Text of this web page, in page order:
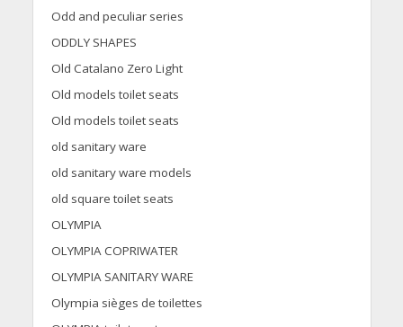
Odd and peculiar series
ODDLY SHAPES
Old Catalano Zero Light
Old models toilet seats
Old models toilet seats
old sanitary ware
old sanitary ware models
old square toilet seats
OLYMPIA
OLYMPIA COPRIWATER
OLYMPIA SANITARY WARE
Olympia sièges de toilettes